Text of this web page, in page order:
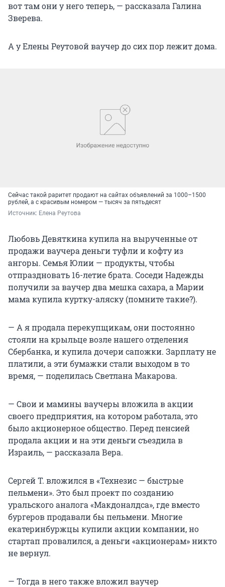
вот там они у него теперь, — рассказала Галина
Зверева.
А у Елены Реутовой ваучер до сих пор лежит дома.
Сейчас такой раритет продают на сайтах объявлений за 1000–1500
рублей, а с красивым номером — тысяч за пятьдесят
Источник: Елена Реутова
Любовь Девяткина купила на вырученные от
продажи ваучера деньги туфли и кофту из
ангоры. Семья Юлии — продукты, чтобы
отпраздновать 16-летие брата. Соседи Надежды
получили за ваучер два мешка сахара, а Марии
мама купила куртку-аляску (помните такие?).
— А я продала перекупщикам, они постоянно
стояли на крыльце возле нашего отделения
Сбербанка, и купила дочери сапожки. Зарплату не
платили, а эти бумажки стали выходом в то
время, — поделилась Светлана Макарова.
— Свои и мамины ваучеры вложила в акции
своего предприятия, на котором работала, это
было акционерное общество. Перед пенсией
продала акции и на эти деньги съездила в
Израиль, — рассказала Вера.
Сергей Т. вложился в «Технезис — быстрые
пельмени». Это был проект по созданию
уральского аналога «Макдоналдса», где вместо
бургеров продавали бы пельмени. Многие
екатеринбуржцы купили акции компании, но
стартап провалился, а деньги «акционерам» никто
не вернул.
— Тогда в него также вложил ваучер